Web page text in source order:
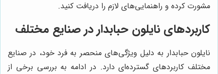
مشورت کرده و راهنمایی‌های لازم را دریافت کنید.
کاربردهای نایلون حبابدار در صنایع مختلف
نایلون حبابدار به دلیل ویژگی‌های منحصر به فرد خود، در صنایع
مختلف کاربردهای گسترده‌ای دارد. در ادامه به بررسی برخی از